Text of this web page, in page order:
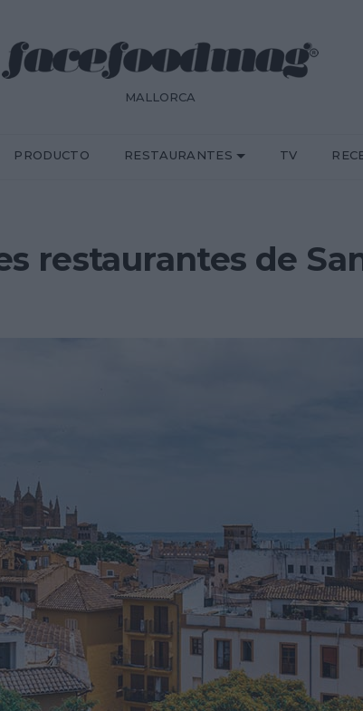
MALLORCA
PRODUCTO RESTAURANTES TV
restaurantes de